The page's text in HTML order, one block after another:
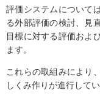
評価システムについて
る外部評価の検討、見
目標に対する評価およ
ます。
これらの取組みにより
しくみ作りが進行してい